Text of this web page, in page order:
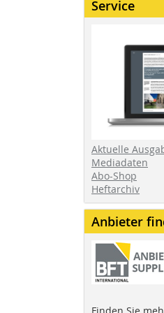
Service
Aktuelle
Mediadaten
Abo-Shop
Heftarchiv
Anbieter